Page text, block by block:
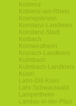
Koblenz
Koblenz-am-Rhein
Koenigsbrunn
Konstanz-Landkreis
Konstanz-Stadt
Korbach
Kornwestheim
Kronach-Landkreis
Kulmbach
Kulmbach-Landkreis
Kusel
Lahn-Dill-Kreis
Lahr-Schwarzwald
Lampertheim
Landau-in-der-Pfalz